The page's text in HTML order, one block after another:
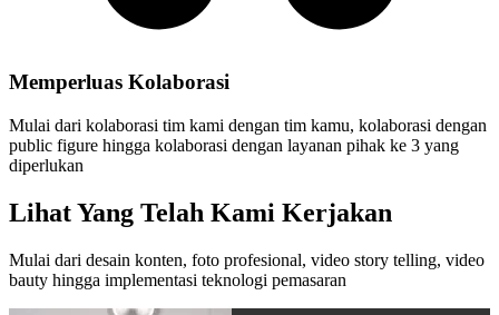
Memperluas Kolaborasi
Mulai dari kolaborasi tim kami dengan tim kamu, kolaborasi dengan
public figure hingga kolaborasi dengan layanan pihak ke 3 yang
diperlukan
Lihat Yang Telah Kami Kerjakan
Mulai dari desain konten, foto profesional, video story telling, video
bauty hingga implementasi teknologi pemasaran